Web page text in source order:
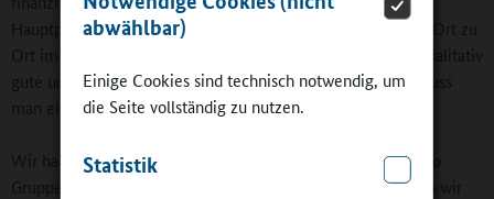
abwählbar)
Einige Cookies sind technisch notwendig, um
die Seite vollständig zu nutzen.
Statistik
Hauptproblem ist, dass sich die finanzielle Ausstattung von Ort zu
Ort immer mehr unterscheidet und es dementsprechend qualitativ
gute und weniger gute ausgestattete Angebote gibt. Das muss
man einfach festhalten.
Wir haben einen fachlichen Anspruch und den Anspruch, pro
Gruppe mindestens eine Fachkraft einzusetzen. Das können wir